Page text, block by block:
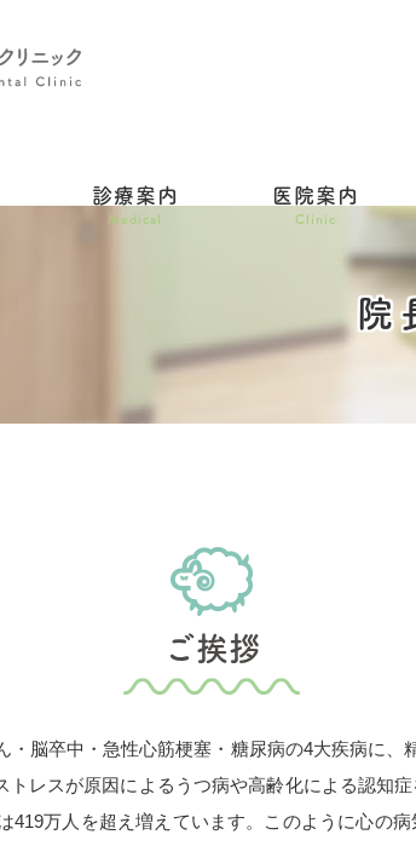
診療案内
Medical
医院案内
Clinic
院
ご挨拶
・脳卒中・急性心筋梗塞・糖尿病の4大疾病に、
トレスが原因によるうつ病や高齢化による認知
419万人を超え増えています。このように心の